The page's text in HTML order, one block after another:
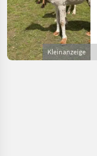
Kleinanzeige